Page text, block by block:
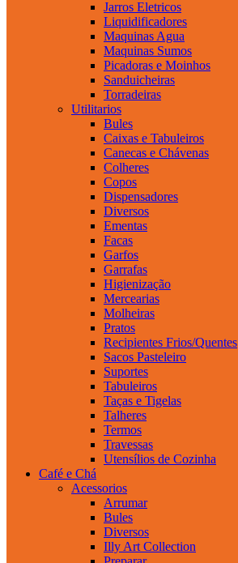
Jarros Eletricos
Liquidificadores
Maquinas Agua
Maquinas Sumos
Picadoras e Moinhos
Sanduicheiras
Torradeiras
Utilitarios
Bules
Caixas e Tabuleiros
Canecas e Chávenas
Colheres
Copos
Dispensadores
Diversos
Ementas
Facas
Garfos
Garrafas
Higienização
Mercearias
Molheiras
Pratos
Recipientes Frios/Quentes
Sacos Pasteleiro
Suportes
Tabuleiros
Taças e Tigelas
Talheres
Termos
Travessas
Utensílios de Cozinha
Café e Chá
Acessorios
Arrumar
Bules
Diversos
Illy Art Collection